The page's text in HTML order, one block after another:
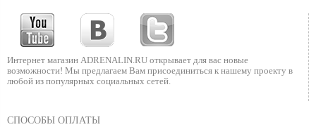
Интернет магазин ADRENALIN.RU открывает для вас новые
возможности! Мы предлагаем Вам присоединиться к нашему проекту в
любой из популярных социальных сетей.
СПОСОБЫ ОПЛАТЫ